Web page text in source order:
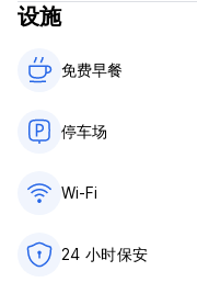
设施
免费早餐‎
停车场
Wi-Fi
24 小时保安